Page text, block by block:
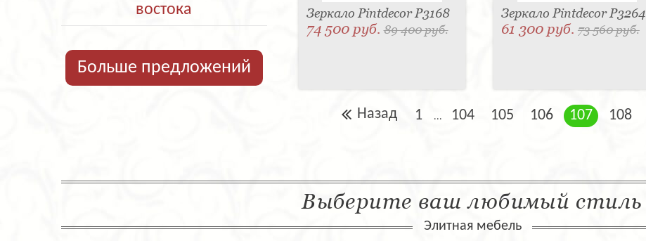
востока
Больше предложений
Зеркало Pintdecor P3168
74 500 руб.89 400 руб.
Зеркало Pintdecor P3264
61 300 руб. 73 560 руб.
Назад 1 ... 104 105 106 107 108
Выберите ваш любимый стиль
Элитная мебель